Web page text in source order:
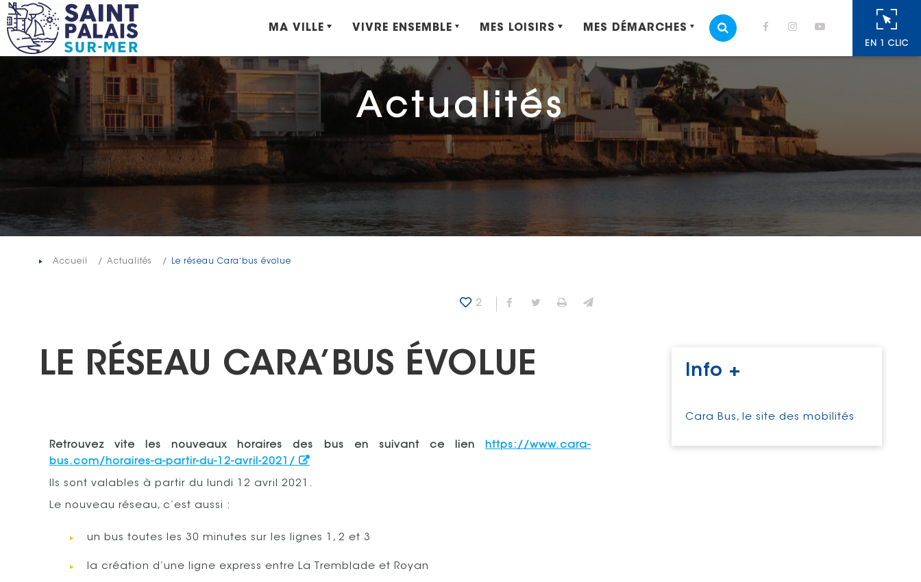
Panneau de gestion des cookies
EN 1 CLIC
MOTEUR DE RECHERCHE
MA VILLE VIVRE ENSEMBLE MES LOISIRS MES DÉMARCHES
Actualités
Accueil Actualités Le réseau Cara’bus évolue
2 Partager sur Facebook
Partager sur Twitter
Imprimer
LE RÉSEAU CARA’BUS ÉVOLUE
Retrouvez vite les nouveaux horaires des bus en suivant ce lien
https://www.cara-
bus.com/horaires-a-partir-du-12-avril-2021/
Ils sont valables à partir du lundi 12 avril 2021.
Le nouveau réseau, c’est aussi :
un bus toutes les 30 minutes sur les lignes 1, 2 et 3
la création d’une ligne express entre La Tremblade et Royan
Info +
Cara Bus, le site des mobilités